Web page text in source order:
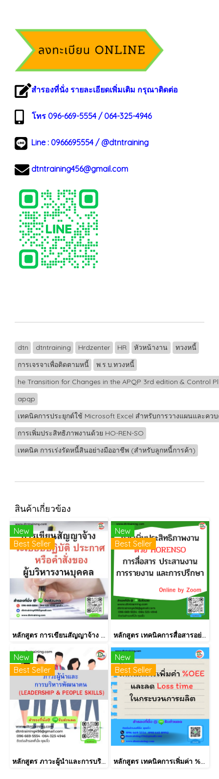
สำรองที่นั่ง รายละเอียดเพิ่มเติม กรุณาติดต่อ
โทร 096-669-5554 / 064-325-4946
Line : 0966695554/ @dtntraining
dtntraining456@gmail.com
dtn dtntraining Hrdzenter HR หัวหน้างาน
ทวงหนี้
การเจรจาเพื่อติดตามหนี้
พ.ร.บ.ทวงหนี้
he Transition for Changes in the APQP 3rd edition & Control
apqp
เทคนิคการประยุกต์ใช้ Microsoft Excel สำหรับการวางแผนและคว
การเพิ่มประสิทธิภาพงานด้วย HO-REN-SO
เทคนิค การเร่งรัดหนี้สินอย่างมืออาชีพ (สำหรับลูกหนี้การค้า)
สินค้าเกี่ยวข้อง
New
Best Seller
หลักสูตร การเขียนสัญญาจ้าง ระเบียบปฏิบัติ ประกาศ หรือคำสั่งของผู้บริหารงานบุคคล
New
Best Seller
หลักสูตร เทคนิคการสื่อสารอย่างมีประสิทธิภาพแบบ Horenso (การรายงาน การสื่อสาร การปรึกษาหารือ)
New
Best Seller
หลักสูตร ภาวะผู้นำและการบริหารพัฒนาคน (LEADERSHIP & PEOPLE SKILLS)
New
Best Seller
หลักสูตร เทคนิคการเพิ่มค่า %OEE และลด Loss time ในกระบวนการผลิต